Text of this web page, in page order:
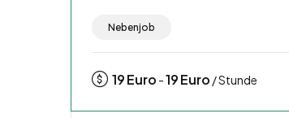
Nebenjob
19Euro -19Euro / Stunde